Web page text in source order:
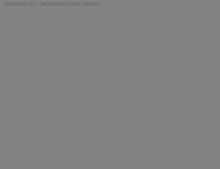
Hersteller/EU Verantwortliche Person